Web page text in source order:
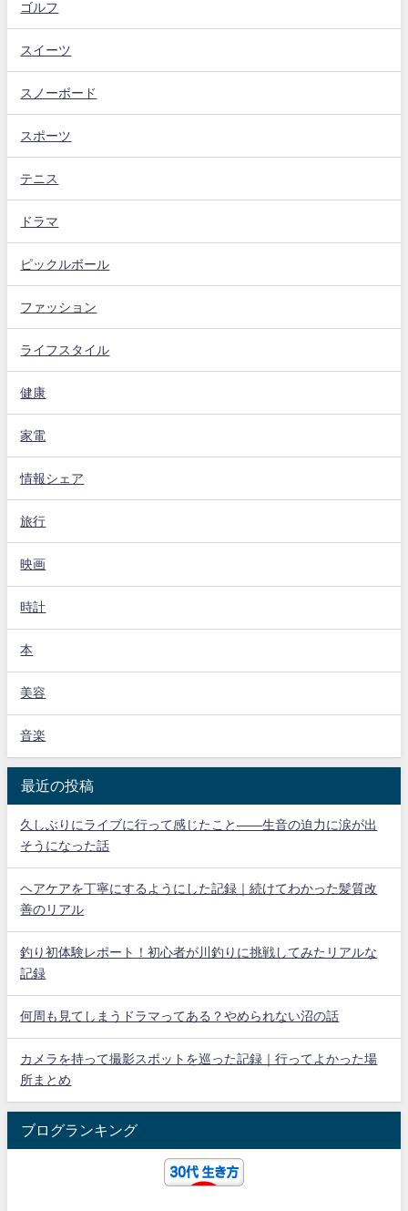
ゴルフ
スイーツ
スノーボード
スポーツ
テニス
ドラマ
ピックルボール
ファッション
ライフスタイル
健康
家電
情報シェア
旅行
映画
時計
本
美容
音楽
最近の投稿
久しぶりにライブに行って感じたこと——生音の迫力に涙が出
そうになった話
ヘアケアを丁寧にするようにした記録｜続けてわかった髪質改
善のリアル
釣り初体験レポート！初心者が川釣りに挑戦してみたリアルな
記録
何周も見てしまうドラマってある？やめられない沼の話
カメラを持って撮影スポットを巡った記録｜行ってよかった場
所まとめ
ブログランキング